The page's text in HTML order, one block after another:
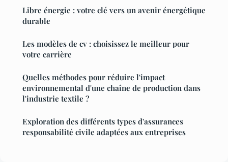
Libre énergie : votre clé vers un avenir énergétique
durable
Les modèles de cv : choisissez le meilleur pour
votre carrière
Quelles méthodes pour réduire l'impact
environnemental d'une chaîne de production dans
l'industrie textile ?
Exploration des différents types d'assurances
responsabilité civile adaptées aux entreprises